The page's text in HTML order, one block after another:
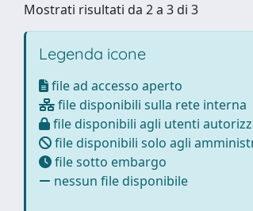
Mostrati risultati da 2 a 3 di 3
Legenda icone
file ad accesso aperto
file disponibili sulla rete interna
file disponibili agli utenti
file disponibili solo agli
file sotto embargo
nessun file disponibile